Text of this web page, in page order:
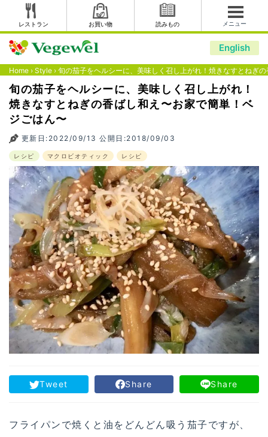
レストラン お買い物 読みもの メニュー
English
Home › Style › 旬の茄子をヘルシーに、美味しく召し上がれ！焼きなすとねぎ
旬の茄子をヘルシーに、美味しく召し上がれ！
焼きなすとねぎの香ばし和え〜お家で簡単！ベ
ジごはん〜
更新日:2022/09/13 公開日:2018/09/03
レシピ マクロビオティック レシピ
Tweet Share Share
フライパンで焼くと油をどんどん吸う茄子ですが、